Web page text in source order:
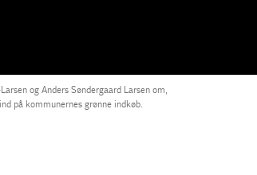
og Anders Søndergaard Larsen om,
på kommunernes grønne indkøb.